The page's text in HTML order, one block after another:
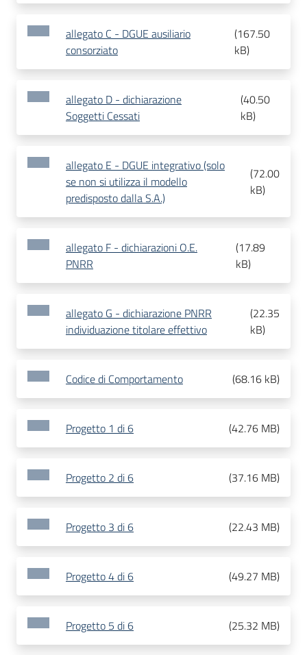
allegato C - DGUE ausiliario
consorziato
(167.50
kB)
allegato D - dichiarazione
Soggetti Cessati
(40.50
kB)
allegato E - DGUE integrativo (solo
se non si utilizza il modello
predisposto dalla S.A.)
(72.00
kB)
allegato F - dichiarazioni O.E.
PNRR
(17.89
kB)
allegato G - dichiarazione PNRR
individuazione titolare effettivo
(22.35
kB)
Codice di Comportamento (68.16 kB)
Progetto 1 di 6 (42.76 MB)
Progetto 2 di 6 (37.16 MB)
Progetto 3 di 6 (22.43 MB)
Progetto 4 di 6 (49.27 MB)
Progetto 5 di 6 (25.32 MB)